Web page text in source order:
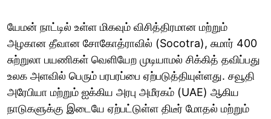
யேமன் நாட்டில் உள்ள மிகவும் விசித்திரமான மற்றும்
அழகான தீவான சோகோத்ராவில் (Socotra), சுமார் 400
சுற்றுலா பயணிகள் வெளியேற முடியாமல் சிக்கித் தவிப்பது
உலக அளவில் பெரும் பரபரப்பை ஏற்படுத்தியுள்ளது. சவூதி
அரேபியா மற்றும் ஐக்கிய அரபு அமீரகம் (UAE) ஆகிய
நாடுகளுக்கு இடையே ஏற்பட்டுள்ள திடீர் மோதல் மற்றும்